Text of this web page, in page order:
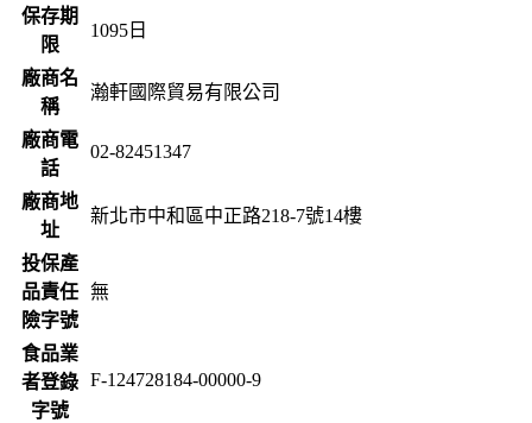
保存期
限
1095 日
廠商名
稱
瀚軒國際貿易有限公司
廠商電
話
02-82451347
廠商地
址
新北市中和區中正路218-7號14樓
投保產
品責任
險字號
無
食品業
者登錄
字號
F-124728184-00000-9